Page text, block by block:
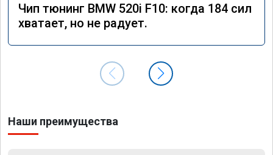
Чип тюнинг BMW 520i F10: когда 184 сил
хватает, но не радует.
Наши преимущества